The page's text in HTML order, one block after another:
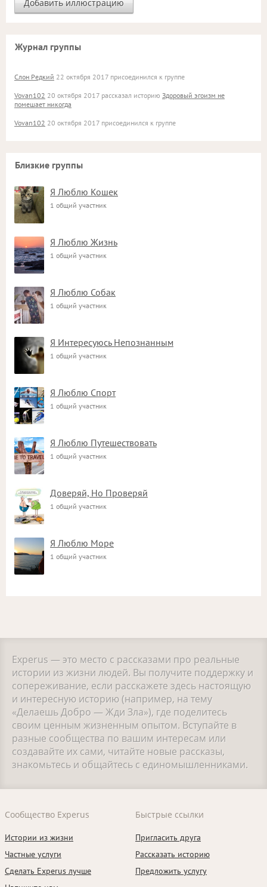
Журнал группы
Слон Редкий 22 октября 2017 присоединился к группе
Vovan102 20 октября 2017 рассказал историю Здоровый эгоизм не
помешает никогда
Vovan102 20 октября 2017 присоединился к группе
Близкие группы
Я Люблю Кошек
1 общий участник
Я Люблю Жизнь
1 общий участник
Я Люблю Собак
1 общий участник
Я Интересуюсь Непознанным
1 общий участник
Я Люблю Спорт
1 общий участник
Я Люблю Путешествовать
1 общий участник
Доверяй, Но Проверяй
1 общий участник
Я Люблю Море
1 общий участник
Experus — это место с рассказами про реальные
истории из жизни людей. Вы получите поддержку и
сопереживание, если расскажете здесь настоящую
и интересную историю (например, на тему
«Делаешь Добро — Жди Зла»), где поделитесь
своим ценным жизненным опытом. Вступайте в
разные сообщества по вашим интересам или
создавайте их сами, читайте новые рассказы,
знакомьтесь и общайтесь с единомышленниками.
Сообщество Experus
Истории из жизни
Частные услуги
Сделать Experus лучше
Быстрые ссылки
Пригласить друга
Рассказать историю
Предложить услугу